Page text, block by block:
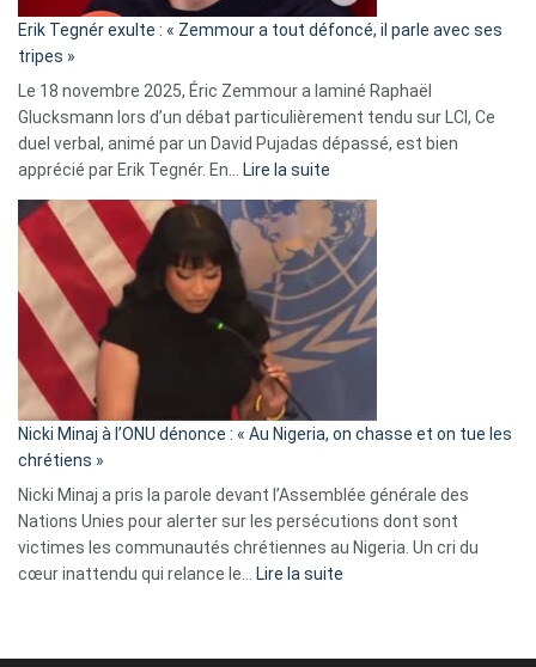
«
C’est
fake
news
»
Erik Tegnér exulte : « Zemmour a tout défoncé, il parle avec ses
tripes »
Le 18 novembre 2025, Éric Zemmour a laminé Raphaël
Glucksmann lors d’un débat particulièrement tendu sur LCI, Ce
duel verbal, animé par un David Pujadas dépassé, est bien
apprécié par Erik Tegnér. En…
Lire la suite
Tegnér
exulte
« Zemmour
a
tout
parle
ses
tripes »
Nicki Minaj à l’ONU dénonce : « Au Nigeria, on chasse et on tue les
chrétiens »
Nicki Minaj a pris la parole devant l’Assemblée générale des
Nations Unies pour alerter sur les persécutions dont sont
victimes les communautés chrétiennes au Nigeria. Un cri du
cœur inattendu qui relance le…
Lire la suite